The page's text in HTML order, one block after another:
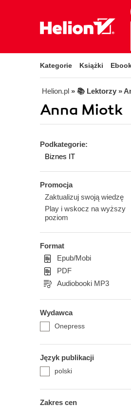
Kategorie Książki
Helion.pl » 📚 Lektorzy »
Anna Miotk
Podkategorie:
Biznes IT
Promocja
Zaktualizuj swoją wiedzę
Play i wskocz na wyższy
poziom
Format
Epub/Mobi
PDF
Audiobooki MP3
Wydawca
Onepress
Język publikacji
polski
Zakres cen